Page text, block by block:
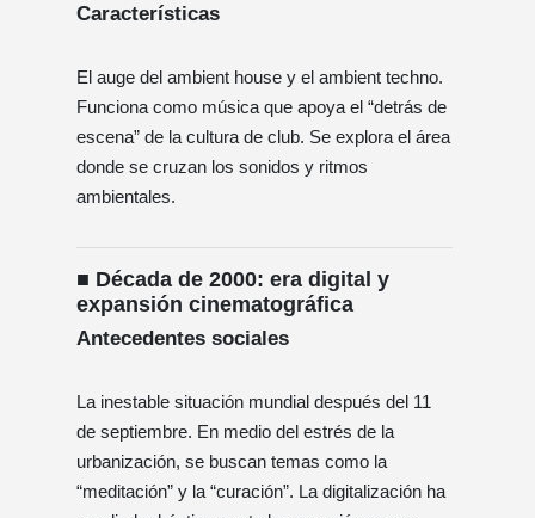
Características
El auge del ambient house y el ambient techno.
Funciona como música que apoya el “detrás de
escena” de la cultura de club. Se explora el área
donde se cruzan los sonidos y ritmos
ambientales.
■ Década de 2000: era digital y
expansión cinematográfica
Antecedentes sociales
La inestable situación mundial después del 11
de septiembre. En medio del estrés de la
urbanización, se buscan temas como la
“meditación” y la “curación”. La digitalización ha